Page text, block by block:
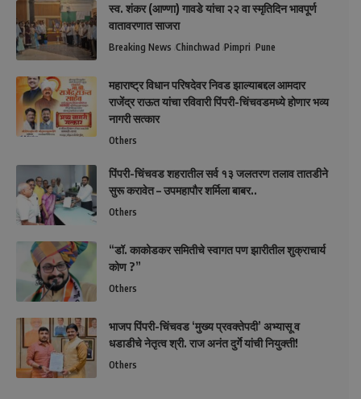
स्व. शंकर (आण्णा) गावडे यांचा २२ वा स्मृतिदिन भावपूर्ण
वातावरणात साजरा
Breaking News Chinchwad Pimpri Pune
महाराष्ट्र विधान परिषदेवर निवड झाल्याबद्दल आमदार
राजेंद्र राऊत यांचा रविवारी पिंपरी-चिंचवडमध्ये होणार भव्य
नागरी सत्कार
Others
पिंपरी-चिंचवड शहरातील सर्व १३ जलतरण तलाव तातडीने
सुरू करावेत – उपमहापौर शर्मिला बाबर..
Others
“डॉ. काकोडकर समितीचे स्वागत पण झारीतील शुक्राचार्य
कोण ?”
Others
भाजप पिंपरी-चिंचवड ‘मुख्य प्रवक्तेपदी’ अभ्यासू व
धडाडीचे नेतृत्व श्री. राज अनंत दुर्गे यांची नियुक्ती!
Others